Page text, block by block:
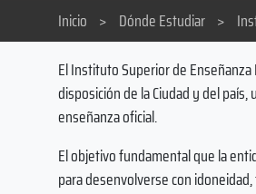
Inicio > Dónde Estudiar >
El Instituto Superior de
disposición de la Ciudad y del
enseñanza oficial.
El objetivo fundamental que la
para desenvolverse con